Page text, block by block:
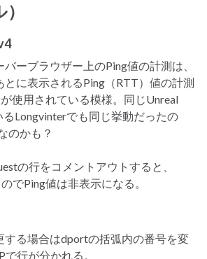
ーブラウザー上のPing値の計測は、
に表示されるPing（RTT）値の計測
使用されている模様。同じUnreal
るLongvinterでも同じ挙動だったの
のかも？
の行をコメントアウトすると、
でPing値は非表示になる。
する場合はdportの括弧内の番号を変
行が分かれる。